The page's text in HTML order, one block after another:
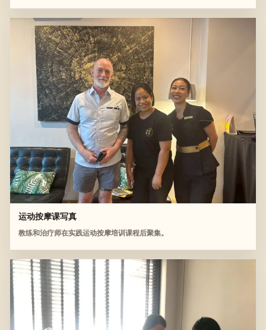
运动按摩课写真
教练和治疗师在实践运动按摩培训课程后聚集。